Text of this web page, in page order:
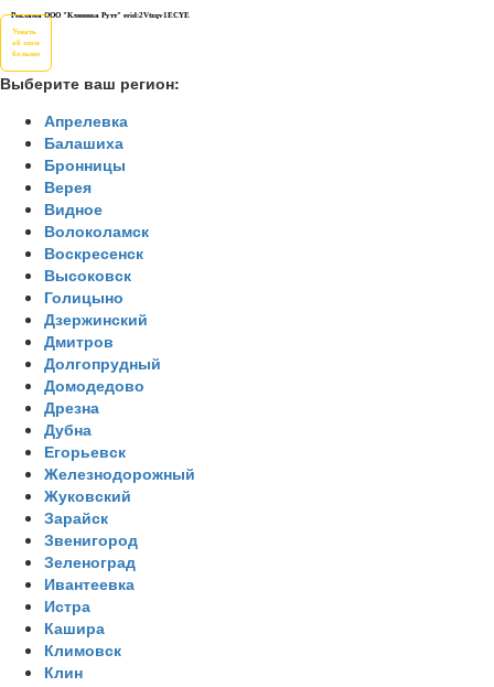
Реклама ООО "Клиника Рутт" erid:2Vtzqv1ECYE
Узнать
об этом
больше
Выберите ваш регион:
Апрелевка
Балашиха
Бронницы
Верея
Видное
Волоколамск
Воскресенск
Высоковск
Голицыно
Дзержинский
Дмитров
Долгопрудный
Домодедово
Дрезна
Дубна
Егорьевск
Железнодорожный
Жуковский
Зарайск
Звенигород
Зеленоград
Ивантеевка
Истра
Кашира
Климовск
Клин